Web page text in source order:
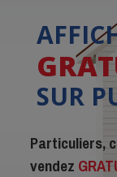
SUR
Particuliers,
vendez